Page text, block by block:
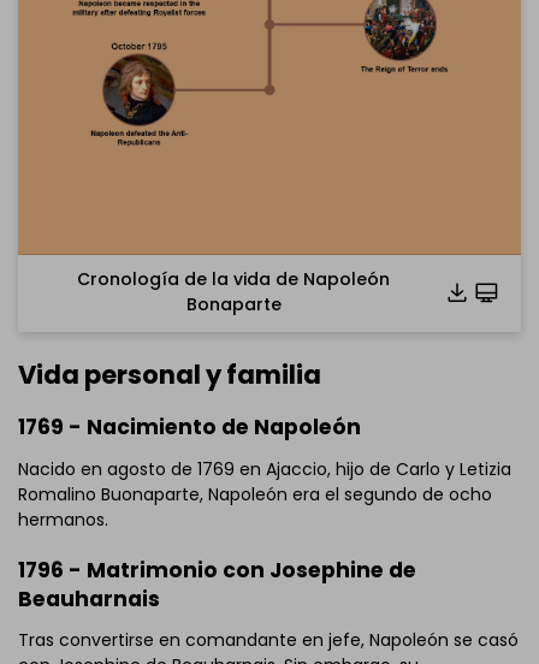
Cronología de la vida de Napoleón
Bonaparte
Vida personal y familia
1769 - Nacimiento de Napoleón
Nacido en agosto de 1769 en Ajaccio, hijo de Carlo y Letizia
Romalino Buonaparte, Napoleón era el segundo de ocho
hermanos.
1796 - Matrimonio con Josephine de
Beauharnais
Tras convertirse en comandante en jefe, Napoleón se casó